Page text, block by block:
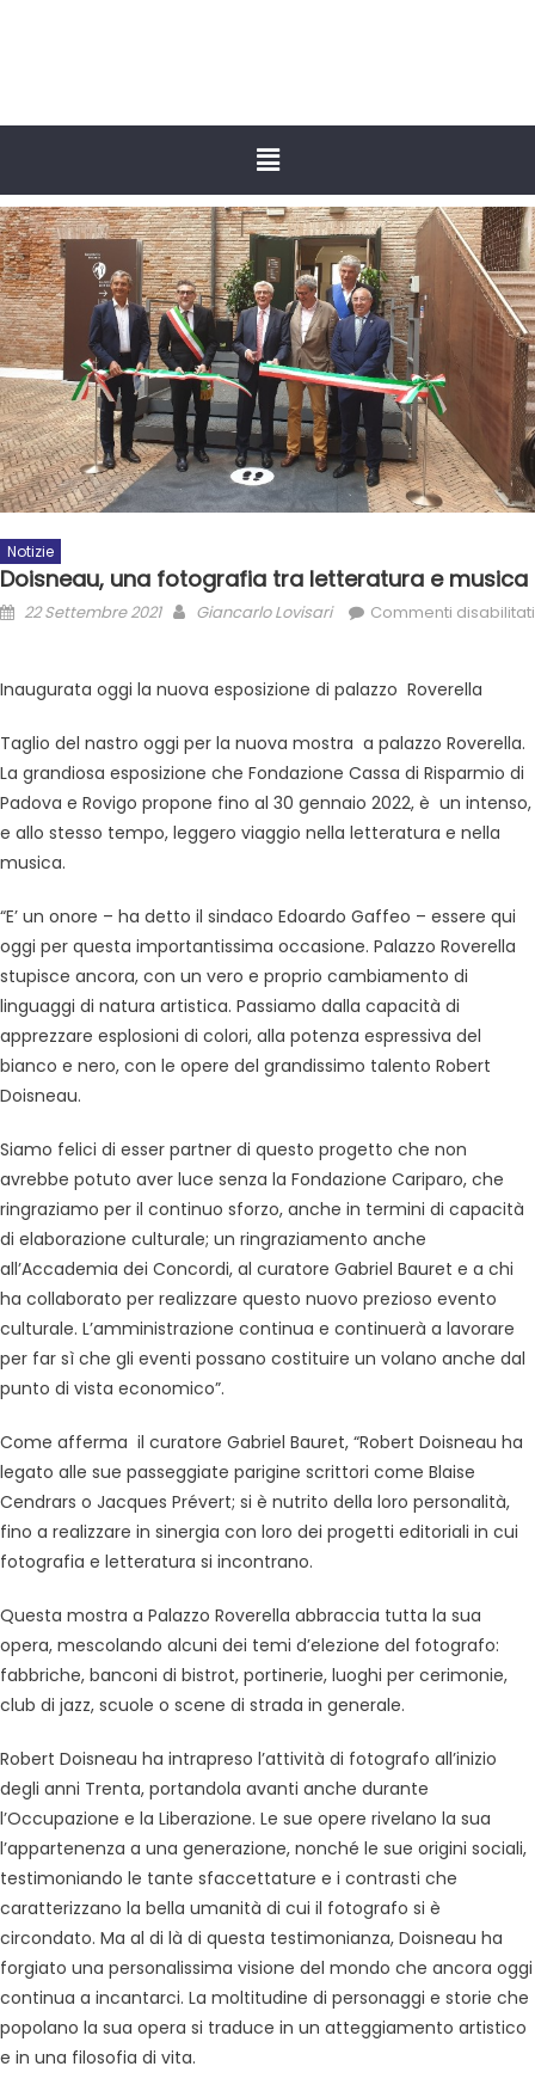
Notizie
Doisneau, una fotografia tra letteratura e musica
22 Settembre 2021 Giancarlo Lovisari Commenti disabilitati
Inaugurata oggi la nuova esposizione di palazzo Roverella
Taglio del nastro oggi per la nuova mostra a palazzo Roverella.
La grandiosa esposizione che Fondazione Cassa di Risparmio di
Padova e Rovigo propone fino al 30 gennaio 2022, è un intenso,
e allo stesso tempo, leggero viaggio nella letteratura e nella
musica.
“E’ un onore – ha detto il sindaco Edoardo Gaffeo – essere qui
oggi per questa importantissima occasione. Palazzo Roverella
stupisce ancora, con un vero e proprio cambiamento di
linguaggi di natura artistica. Passiamo dalla capacità di
apprezzare esplosioni di colori, alla potenza espressiva del
bianco e nero, con le opere del grandissimo talento Robert
Doisneau.
Siamo felici di esser partner di questo progetto che non
avrebbe potuto aver luce senza la Fondazione Cariparo, che
ringraziamo per il continuo sforzo, anche in termini di capacità
di elaborazione culturale; un ringraziamento anche
all’Accademia dei Concordi, al curatore Gabriel Bauret e a chi
ha collaborato per realizzare questo nuovo prezioso evento
culturale. L’amministrazione continua e continuerà a lavorare
per far sì che gli eventi possano costituire un volano anche dal
punto di vista economico”.
Come afferma il curatore Gabriel Bauret, “Robert Doisneau ha
legato alle sue passeggiate parigine scrittori come Blaise
Cendrars o Jacques Prévert; si è nutrito della loro personalità,
fino a realizzare in sinergia con loro dei progetti editoriali in cui
fotografia e letteratura si incontrano.
Questa mostra a Palazzo Roverella abbraccia tutta la sua
opera, mescolando alcuni dei temi d’elezione del fotografo:
fabbriche, banconi di bistrot, portinerie, luoghi per cerimonie,
club di jazz, scuole o scene di strada in generale.
Robert Doisneau ha intrapreso l’attività di fotografo all’inizio
degli anni Trenta, portandola avanti anche durante
l’Occupazione e la Liberazione. Le sue opere rivelano la sua
l’appartenenza a una generazione, nonché le sue origini sociali,
testimoniando le tante sfaccettature e i contrasti che
caratterizzano la bella umanità di cui il fotografo si è
circondato. Ma al di là di questa testimonianza, Doisneau ha
forgiato una personalissima visione del mondo che ancora oggi
continua a incantarci. La moltitudine di personaggi e storie che
popolano la sua opera si traduce in un atteggiamento artistico
e in una filosofia di vita.